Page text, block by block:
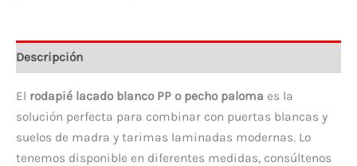
pecho
paloma
10
x
12
cantidad
Descripción
El rodapié lacado blanco PP o pecho paloma es la
solución perfecta para combinar con puertas blancas y
suelos de madra y tarimas laminadas modernas. Lo
tenemos disponible en diferentes medidas, consúltenos